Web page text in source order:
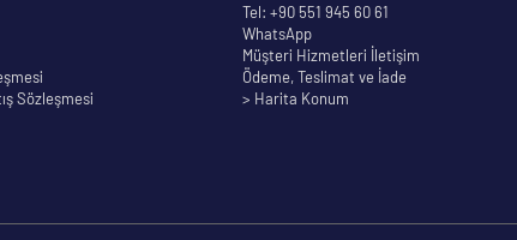
Sözleşmesi
Tel: +90 551 945 60 61
WhatsApp
Müşteri Hizmetleri İletişim
Ödeme, Teslimat ve İade
> Harita Konum